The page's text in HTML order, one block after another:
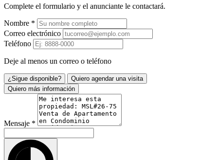
Complete el formulario y el anunciante le contactará.
Nombre *
Correo electrónico
Teléfono
Deje al menos un correo o teléfono
¿Sigue disponible?
Quiero agendar una visita
Quiero más información
Mensaje *